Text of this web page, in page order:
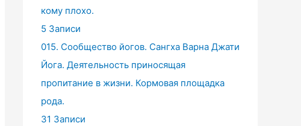
кому плохо.
5 Записи
015. Сообщество йогов. Сангха Варна Джати
Йога. Деятельность приносящая
пропитание в жизни. Кормовая площадка
рода.
31 Записи